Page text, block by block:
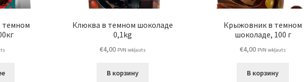
темном
Клюква в темном шоколаде
0,1kg
€4,00 PVN iekļauts
В корзину
Крыжовник в темном
шоколаде, 100 г
€4,00 PVN iekļauts
В корзину